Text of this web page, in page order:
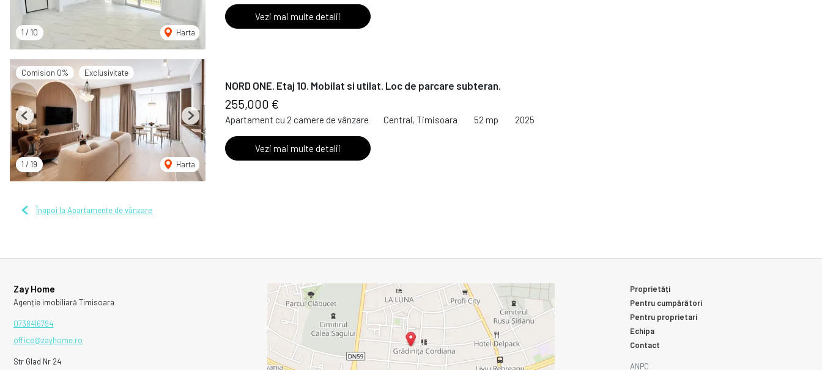
1 / 10 Harta
Vezi mai multe detalii
Comision 0% Exclusivitate
1 / 19 Harta
Previous Next
NORD ONE. Etaj 10. Mobilat si utilat. Loc de parcare subteran.
255,000 €
Apartament cu 2 camere de vânzare Central, Timisoara 52 mp 2025
Vezi mai multe detalii
Înapoi la Apartamente de vânzare
Zay Home
Agenție imobiliară Timisoara
0738416794
office@zayhome.ro
Str Glad Nr 24
Proprietăți
Pentru cumpărători
Pentru proprietari
Echipa
Contact
ANPC